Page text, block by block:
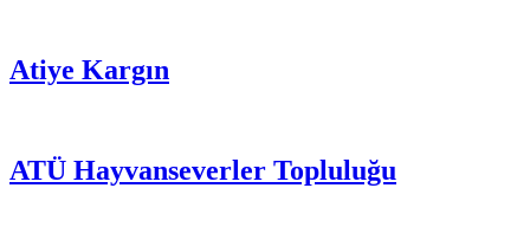
Atiye Kargın
ATÜ Hayvanseverler Topluluğu